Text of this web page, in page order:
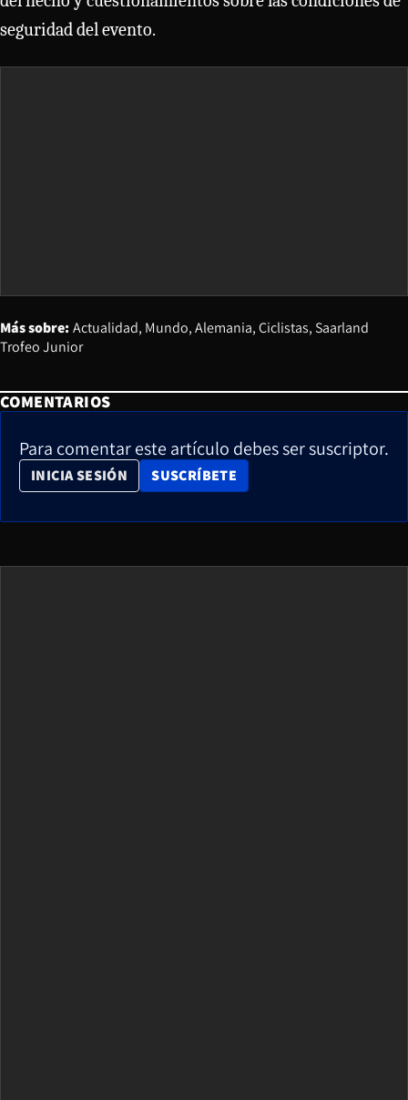
seguridad del evento.
Más sobre:Actualidad Mundo Alemania Ciclistas Saarland
Trofeo Junior
COMENTARIOS
Para comentar este artículo debes ser suscriptor.
INICIA SESIÓN SUSCRÍBETE
OPENS IN NEW WINDOW